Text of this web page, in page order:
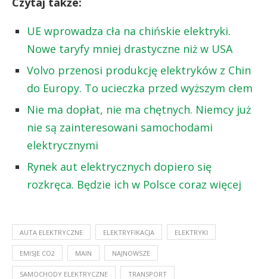
UE wprowadza cła na chińskie elektryki.
Nowe taryfy mniej drastyczne niż w USA
Volvo przenosi produkcję elektryków z Chin
do Europy. To ucieczka przed wyższym cłem
Nie ma dopłat, nie ma chętnych. Niemcy już
nie są zainteresowani samochodami
elektrycznymi
Rynek aut elektrycznych dopiero się
rozkręca. Będzie ich w Polsce coraz więcej
AUTA ELEKTRYCZNE ELEKTRYFIKACJA ELEKTRYKI
EMISJE CO2 MAIN NAJNOWSZE
SAMOCHODY ELEKTRYCZNE TRANSPORT